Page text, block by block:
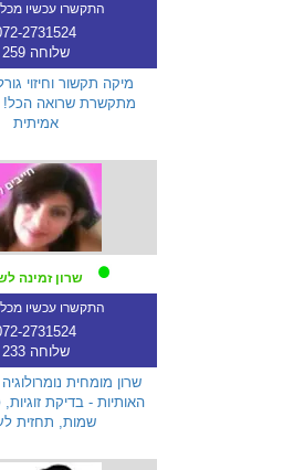
התקשרו עכשיו מכל
2731524
שלוחה 259
מיקה תקשור וחיזוי
מתקשרת שרואה הכל!
אמיתית
שרון זמינה
התקשרו עכשיו מכל
2731524
שלוחה 233
שרון מומחית
האותיות - בדיקת זוגיות,
שמות, תחזית